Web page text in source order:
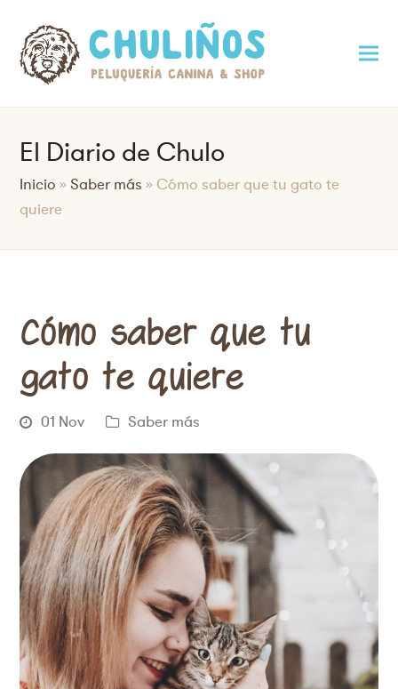
El Diario de Chulo
Inicio »Saber más »Cómo saber que tu gato te
quiere
Cómo saber que tu
gato te quiere
01 Nov Saber más